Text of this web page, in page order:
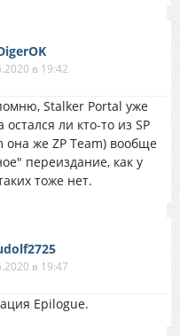
в 19:42
Stalker Portal уже
ли кто-то из SP
она же ZP Team) вообще
переиздание, как у
тоже нет.
в 19:47
Epilogue.